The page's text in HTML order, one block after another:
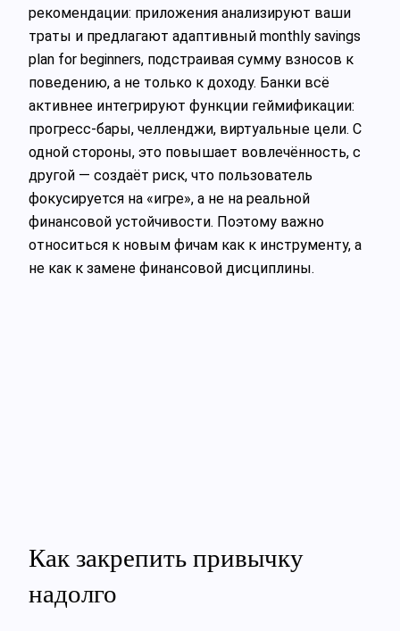
рекомендации: приложения анализируют ваши
траты и предлагают адаптивный monthly savings
plan for beginners, подстраивая сумму взносов к
поведению, а не только к доходу. Банки всё
активнее интегрируют функции геймификации:
прогресс-бары, челленджи, виртуальные цели. С
одной стороны, это повышает вовлечённость, с
другой — создаёт риск, что пользователь
фокусируется на «игре», а не на реальной
финансовой устойчивости. Поэтому важно
относиться к новым фичам как к инструменту, а
не как к замене финансовой дисциплины.
Как закрепить привычку
надолго